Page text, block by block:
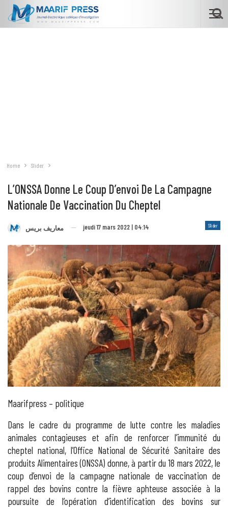
Home Slider
L’ONSSA Donne Le Coup D’envoi De La Campagne
Nationale De Vaccination Du Cheptel
Slider معاريف بريس jeudi 17 mars 2022 | 04:14
Maarifpress – politique
Dans le cadre du programme de lutte contre les maladies
animales contagieuses et afin de renforcer l’immunité du
cheptel national, l’Office National de Sécurité Sanitaire des
produits Alimentaires (ONSSA) donne, à partir du 18 mars 2022, le
coup d’envoi de la campagne nationale de vaccination de
rappel des bovins contre la fièvre aphteuse associée à la
poursuite de l’opération d’identification des bovins sur